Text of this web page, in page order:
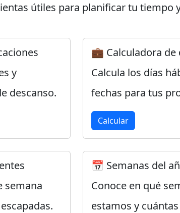
útiles para planificar tu tiempo
y
descanso.
💼 Calculadora de
Calcula los días
fechas para tus
Calcular
semana
📅 Semanas del
Conoce en qué
estamos y